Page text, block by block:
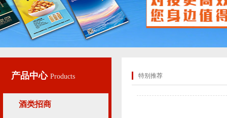
产品中心 Products
酒类招商
特别推荐